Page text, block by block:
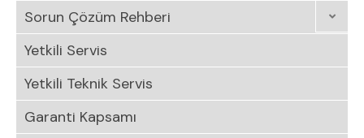
Sorun Çözüm Rehberi
Yetkili Servis
Yetkili Teknik Servis
Garanti Kapsamı